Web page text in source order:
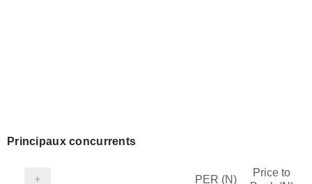
Principaux concurrents
PER (N)
Price to